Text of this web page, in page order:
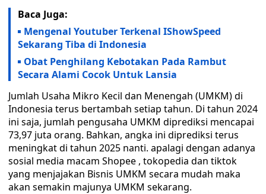
Baca Juga:
Mengenal Youtuber Terkenal IShowSpeed
Sekarang Tiba di Indonesia
Obat Penghilang Kebotakan Pada Rambut
Secara Alami Cocok Untuk Lansia
Jumlah Usaha Mikro Kecil dan Menengah (UMKM) di
Indonesia terus bertambah setiap tahun. Di tahun 2024
ini saja, jumlah pengusaha UMKM diprediksi mencapai
73,97 juta orang. Bahkan, angka ini diprediksi terus
meningkat di tahun 2025 nanti. apalagi dengan adanya
sosial media macam Shopee , tokopedia dan tiktok
yang menjajakan Bisnis UMKM secara mudah maka
akan semakin majunya UMKM sekarang.